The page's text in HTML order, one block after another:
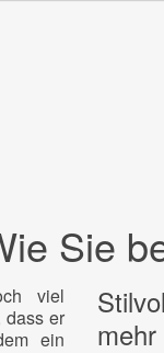
Sie
viel
dass er
ein
mehr